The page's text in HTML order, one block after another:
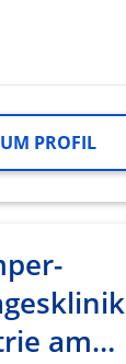
PROFIL
am…